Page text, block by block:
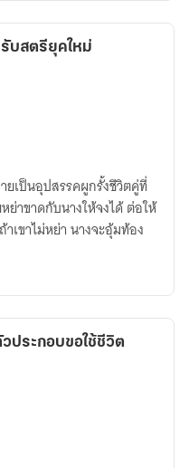
บสตรียุคใหม่
ยเป็นอุปสรรคผูกรั้งชีวิตคู่ที่
ย่าขาดกับนางให้จงได้ ต่อให้
เขาไม่หย่า นางจะอุ้มท้อง
ประกอบขอใช้ชีวิต